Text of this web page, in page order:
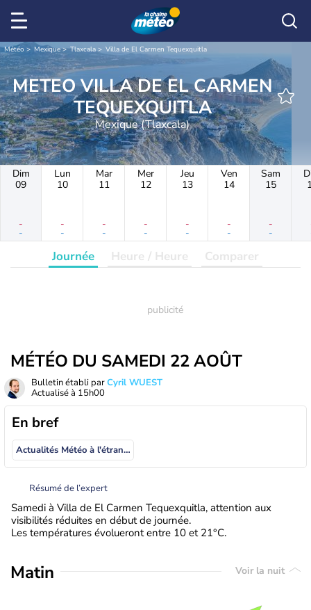
Météo Mexique Tlaxcala Villa de El Carmen Tequexquitla
METEO VILLA DE EL CARMEN
TEQUEXQUITLA
Mexique (Tlaxcala)
Dim
09
-
-
Lun
10
-
-
Mar
11
-
-
Mer
12
-
-
Jeu
13
-
-
Ven
14
-
-
Sam
15
-
-
Journée Heure / Heure Comparer
MÉTÉO DU SAMEDI 22 AOÛT
Bulletin établi parCyril WUEST
Actualisé à 15h00
En bref
Actualités Météo à l'étranger
Résumé de l’expert
Samedi à Villa de El Carmen Tequexquitla, attention aux
visibilités réduites en début de journée.
Les températures évolueront entre 10 et 21°C.
Matin Voir la nuit